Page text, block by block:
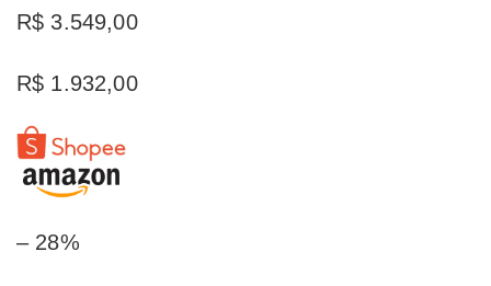
R$ 3.549,00
R$ 1.932,00
– 28%